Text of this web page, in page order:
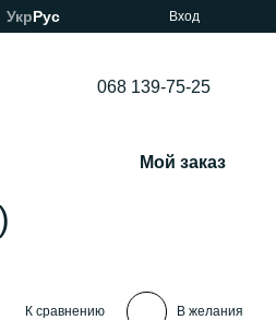
УкрРус Вход
068 139-75-25
Мой заказ
К сравнению В желания